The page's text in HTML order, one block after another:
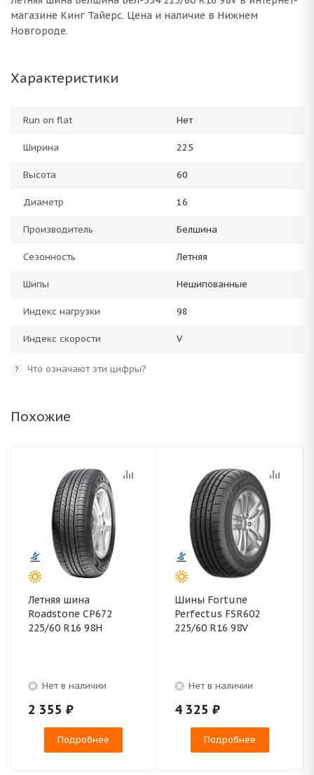
магазине Кинг Тайерс. Цена и наличие в Нижнем
Новгороде.
Характеристики
Run on flat Нет
Ширина 225
Высота 60
Диаметр 16
Производитель Белшина
Сезонность Летняя
Шипы Нешипованные
Индекс нагрузки 98
Индекс скорости V
? Что означают эти цифры?
Похожие
Летняя шина
Roadstone CP672
225/60 R16 98H
Нет в наличии
2 355 ₽
Подробнее
Шины Fortune
Perfectus FSR602
225/60 R16 98V
Нет в наличии
4 325 ₽
Подробнее